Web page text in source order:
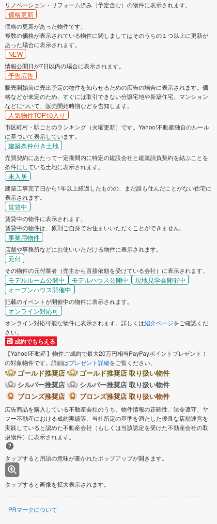
リノベーション・リフォーム済み（予定含む）の物件に表示されます。
価格更新
価格の更新があった物件です。
複数の価格が表示されている物件に関しましてはそのうちの１つ以上に更新が
あった場合に表示されます。
NEW
情報公開日が7日以内の場合に表示されます。
予告広告
販売開始前に売出予定の物件を知らせるための広告の場合に表示されます。価
格などが未定のため、すぐには取引できない分譲宅地や新築住宅、マンション
などについて、販売開始時期などを告知します。
人気物件TOP10入り
市区町村・駅ごとのランキング（火曜更新）です。Yahoo!不動産独自のルール
に基づいて表示しています。
建築条件付き土地
売買契約にあたって一定期間内に特定の建設会社と建築請負契約を結ぶことを
条件にしている土地に表示されます。
未入居
建築工事完了日から1年以上経過したものの、まだ誰も住んだことがない住宅に
表示されます。
賃貸中
賃貸中の物件に表示されます。
賃貸中の物件は、原則ご自身でお住まいいただくことができません。
事業用物件
店舗や事務所などにお使いいただける物件に表示されます。
元付
その物件の元付業者（売主から直接依頼を受けている会社）に表示されます。
モデルルーム公開中 モデルハウス公開中
現地見学会開催中
オープンハウス開催中
記載のイベントが開催中の物件に表示されます。
オンライン対応可
オンライン対応可能な物件に表示されます。詳しくは紹介ページをご確認くだ
さい。
成約でもらえる
【Yahoo!不動産】物件ご成約で最大20万円相当PayPayポイントプレゼント！
の対象物件です。詳細はプレゼント詳細をご覧ください。
ゴールド推奨店
ゴールド推奨店 取り扱い物件
シルバー推奨店
シルバー推奨店 取り扱い物件
ブロンズ推奨店
ブロンズ推奨店 取り扱い物件
広告商品を購入している不動産会社のうち、物件情報の正確性、法令遵守、ヤ
フー不動産における成約実績等、当社所定の基準を満たした優良な店舗運営を
実践していると認めた不動産会社（もしくは当該認定を受けた不動産会社の取
扱物件）に表示されます。
タップすると用語の意味が書かれたポップアップが開きます。
タップすると画像を拡大表示されます。
PRマークについて